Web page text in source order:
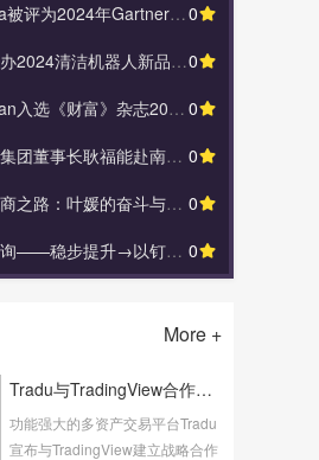
0
年Gartner®特权访问管理魔力象限™的领导者
0
洁机器人新品发布会 多维智能再造行业标杆
0
财富》杂志2024年“百佳科技工作场所”榜单
0
耿福能赴南京秦邦吉品农业开发公司考察调研
0
媛的奋斗与感恩————杭州海仓云商科技有限公司
0
步提升→以钉钉子精神抓好绩效落地！
More +
Tradu与TradingView合作为全球客户提供一流的图表和交易工具
功能强大的多资产交易平台Tradu
宣布与TradingView建立战略合作